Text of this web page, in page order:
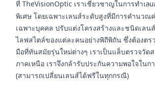
ที่ TheVisionOptic เราเชี่ยวชาญในการทำเล
พิเศษ โดยเฉพาะเลนส์ระดับสูงที่มีการคำนวณ
เฉพาะบุคคล ปรับแต่งโครงสร้างและชนิดเลน
ไลฟสไตล์ของแต่ละคนอย่างพิถีพิถัน ซึ่งต้องตร
มือที่ทันสมัยรุ่นใหม่ต่างๆ เราเป็นแล็บตรวจวัด
ภาคเหนือ เราจึงกล้ารับประกันความพอใจในก
(สามารถเปลี่ยนเลนส์ได้ฟรีในทุกกรณี)